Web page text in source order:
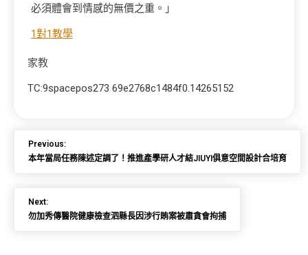
必須體會到情感的無價之重。」
1對1教學
家教
TC:9spacepos273 69e2768c1484f0.14265152
Previous:
本年當局任務陳述定調了！推進產學研人才結JIUYI俱意空間設計合培育
Next:
勿加秀傳醫院健康檢查泗縣長因涉行賄案被肅貪會拘捕